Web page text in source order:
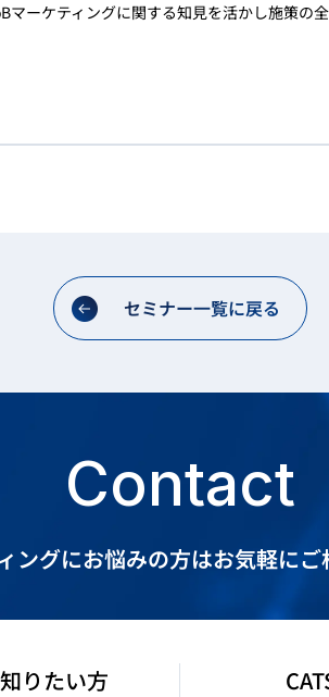
マーケティングに関する知見を活かし施策の
セミナー一覧に戻る
Contact
ングにお悩みの方はお気軽に
りたい方